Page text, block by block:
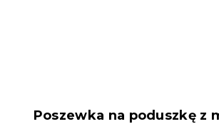
Poszewka na poduszkę z